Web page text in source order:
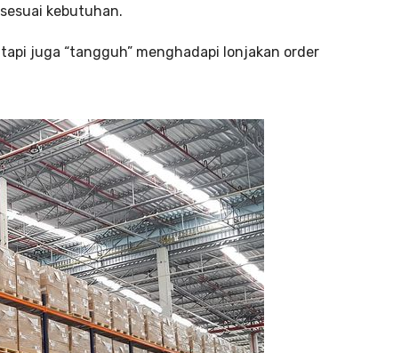
kebutuhan.
juga “tangguh” menghadapi lonjakan order